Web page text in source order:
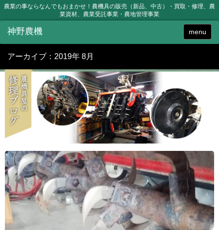
農業の事ならなんでもおまかせ！農機具の販売（新品、中古）・買取・修理、農
業資材、農業受託事業・農地管理事業
menu
アーカイブ：2019年 8月